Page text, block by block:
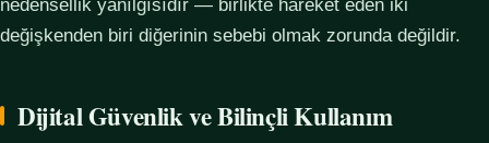
nedensellik yanılgısıdır — birlikte hareket eden iki
değişkenden biri diğerinin sebebi olmak zorunda değildir.
Dijital Güvenlik ve Bilinçli Kullanım